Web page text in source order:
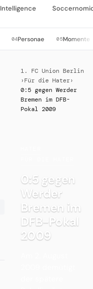
Intelligence
04Personae 05Momente
1. FC Union Berlin
› Für die Hater›
0:5 gegen Werder
Bremen im DFB-
Pokal 2009
0:5 gegen
Werder
Bremen im
DFB-Pokal
2009